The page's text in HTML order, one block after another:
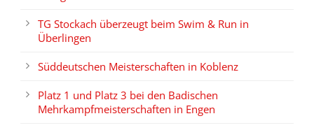
TG Stockach überzeugt beim Swim & Run in
Überlingen
Süddeutschen Meisterschaften in Koblenz
Platz 1 und Platz 3 bei den Badischen
Mehrkampfmeisterschaften in Engen